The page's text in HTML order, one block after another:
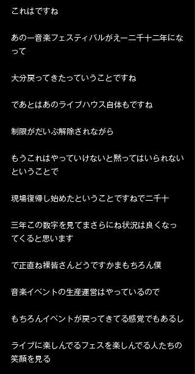
これはですね
あのー音楽フェスティバルがえー二千十二年にな
って
大分戻ってきたっていうことですね
であとはあのライブハウス自体もですね
制限がだいぶ解除されながら
もうこれはやっていけないと黙ってはいられない
ということで
現場復帰し始めたということですねで二千十
三年この数字を見てまさらにね状況は良くなっ
てくると思います
で正直ね裸皆さんどうですかまもちろん僕
音楽イベントの生産運営はやっているので
もちろんイベントが戻ってきてる感覚でもあるし
ライブに楽しんでるフェスを楽しんでる人たちの
笑顔を見る